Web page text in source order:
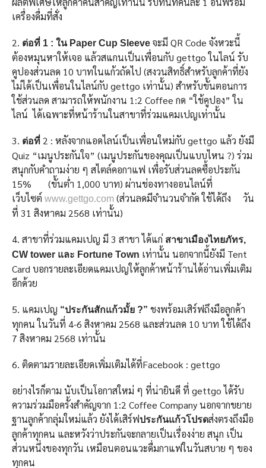
เครื่องดื่มที่สั่ง
2. ต่อที่ 1 : ใน Paper Cup Sleeve จะมี QR Code จังหวะนี้
ต้องหมุนหาให้เจอ แล้วสแกนเป็นเพื่อนกับ gettgo ในไลน์ รับ
คูปองส่วนลด 10 บาทในแก้วถัดไป (สงวนสิทธิ์สำหรับลูกค้าที่ยัง
ไม่ได้เป็นเพื่อนในไลน์กับ gettgo เท่านั้น) สำหรับขั้นตอนการ
ใช้ส่วนลด สามารถให้พนักงาน 1:2 Coffee กด “ใช้คูปอง” ใน
ไลน์ ได้เฉพาะที่หน้าร้านในสาขาที่ร่วมแคมเปญเท่านั้น
3. ต่อที่ 2 : หลังจากแอดไลน์เป็นเพื่อนใหม่กับ gettgo แล้ว ยังมี
Quiz “เมนูประกันใจ” (เมนูประกันของคุณเป็นแบบไหน ?) ร่วม
สนุกกับคำถามง่าย ๆ สไตล์คอกาแฟ เพื่อรับส่วนลดซื้อประกัน
15% (ขั้นต่ำ 1,000 บาท) ผ่านช่องทางออนไลน์ที่
เว็บไซต์ www.gettgo.com (ส่วนลดมีจำนวนจำกัด ใช้ได้ถึง วัน
ที่ 31 สิงหาคม 2568 เท่านั้น)
4. สาขาที่ร่วมแคมเปญ มี 3 สาขา ได้แก่ สาขาเมืองไทยภัทร,
CW tower และ Fortune Town เท่านั้น นอกจากนี้ยังมี Tent
Card บอกรายละเอียดแคมเปญให้ลูกค้าหน้าร้านได้อ่านเพิ่มเติม
อีกด้วย
5. แคมเปญ “ประกันสักแก้วมั้ย ?” ชงพร้อมเสิร์ฟถึงมือลูกค้า
ทุกคน ในวันที่ 4-6 สิงหาคม 2568 และส่วนลด 10 บาท ใช้ได้ถึง
7 สิงหาคม 2568 เท่านั้น
6. ติดตามรายละเอียดเพิ่มเติมได้ที่Facebook : gettgo
อย่างไรก็ตาม นับเป็นโอกาสใหม่ ๆ ที่น่ายินดี ที่ gettgo ได้รับ
ความร่วมมือครั้งสำคัญจาก 1:2 Coffee Company นอกจากขยาย
ฐานลูกค้ากลุ่มใหม่แล้ว ยังได้เสิร์ฟประกันแก้วโปรดส่งตรงถึงมือ
ลูกค้าทุกคน และหวังว่าประกันจะกลายเป็นเรื่องง่าย สนุก เป็น
ส่วนหนึ่งของทุกวัน เหมือนตอนแวะดื่มกาแฟในวันสบาย ๆ ของ
ทุกคน